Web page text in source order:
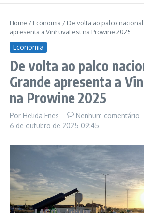
Home / Economia / De volta ao palco
apresenta a VinhuvaFest na Prowine 2025
Economia
De volta ao palco
Grande apresenta a
na Prowine 2025
Por Helida Enes
Nenhum comentário
6 de outubro de 2025 09:45